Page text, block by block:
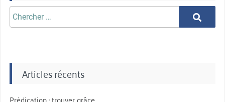
Chercher
aprè:
Chercher
Articles récents